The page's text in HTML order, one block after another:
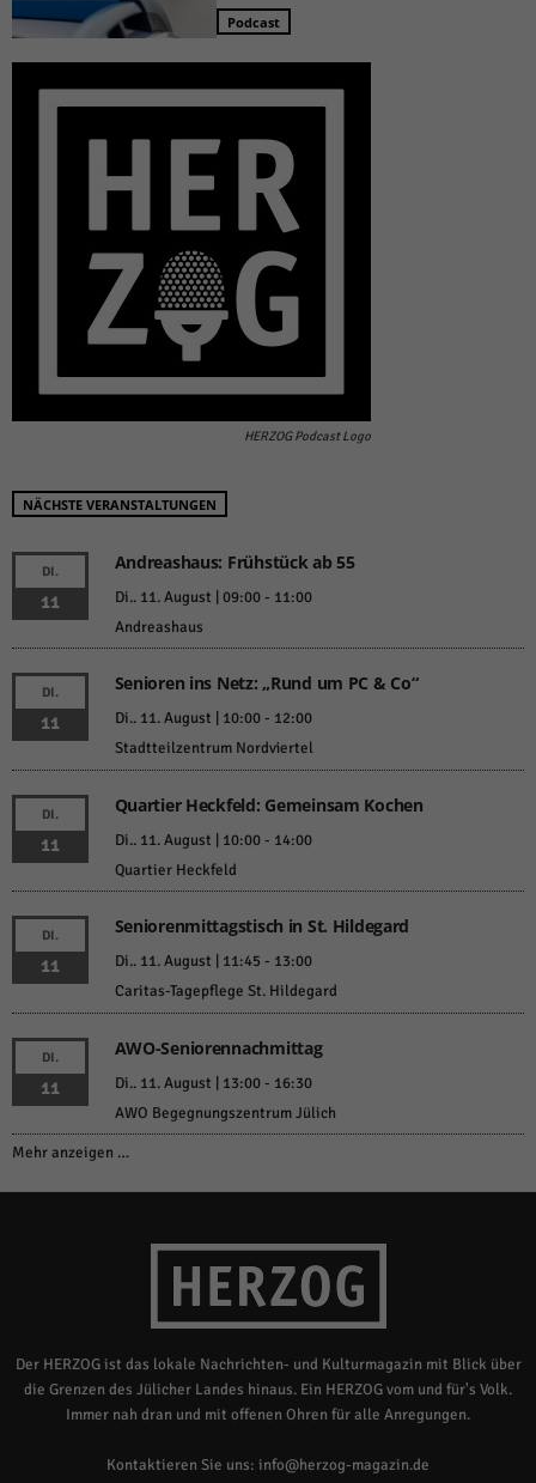
Podcast
HERZOG Podcast Logo
NÄCHSTE VERANSTALTUNGEN
DI.
11
Andreashaus: Frühstück ab 55
Di.. 11. August | 09:00- 11:00
Andreashaus
DI.
11
Senioren ins Netz: „Rund um PC & Co“
Di.. 11. August | 10:00- 12:00
Stadtteilzentrum Nordviertel
DI.
11
Quartier Heckfeld: Gemeinsam Kochen
Di.. 11. August | 10:00- 14:00
Quartier Heckfeld
DI.
11
Seniorenmittagstisch in St. Hildegard
Di.. 11. August | 11:45 - 13:00
Caritas-Tagepflege St. Hildegard
DI.
11
AWO-Seniorennachmittag
Di.. 11. August | 13:00- 16:30
AWO Begegnungszentrum Jülich
Mehr anzeigen …
Der HERZOG ist das lokale Nachrichten- und Kulturmagazin mit Blick über
die Grenzen des Jülicher Landes hinaus. Ein HERZOG vom und für's Volk.
Immer nah dran und mit offenen Ohren für alle Anregungen.
Kontaktieren Sie uns: info@herzog-magazin.de